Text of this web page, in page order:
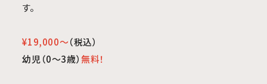
す。
¥19,000～（税込）
幼児（0～3歳）無料！